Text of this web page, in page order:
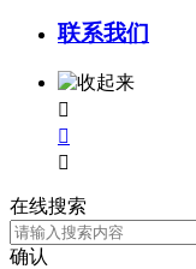
联系我们



在线搜索
确认